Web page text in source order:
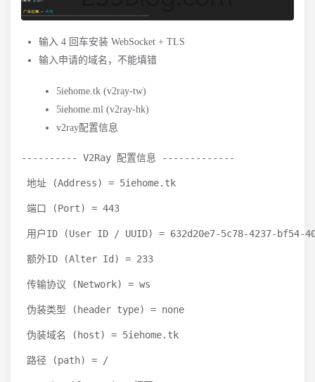
输入 4 回车安装 WebSocket + TLS
输入申请的域名，不能填错
5iehome.tk (v2ray-tw)
5iehome.ml (v2ray-hk)
v2ray配置信息
---------- V2Ray 配置信息 -------------
地址 (Address) = 5iehome.tk
端口 (Port) = 443
用户ID (User ID / UUID) = 632d20e7-5c78-4237-bf54-
额外ID (Alter Id) = 233
传输协议 (Network) = ws
伪装类型 (header type) = none
伪装域名 (host) = 5iehome.tk
路径 (path) = /